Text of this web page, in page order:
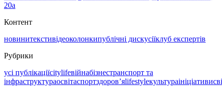
20а
Контент
новинитекстивідеоколонкипублічні дискусіїклуб експертів
Рубрики
усі публікаціїcitylifeвійнабізнестранспорт та
інфраструктураосвітаспортздоровʼяlifestyleкультураініціативи